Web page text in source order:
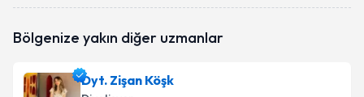
Bölgenize yakın diğer uzmanlar
Dyt. Zişan Köşk